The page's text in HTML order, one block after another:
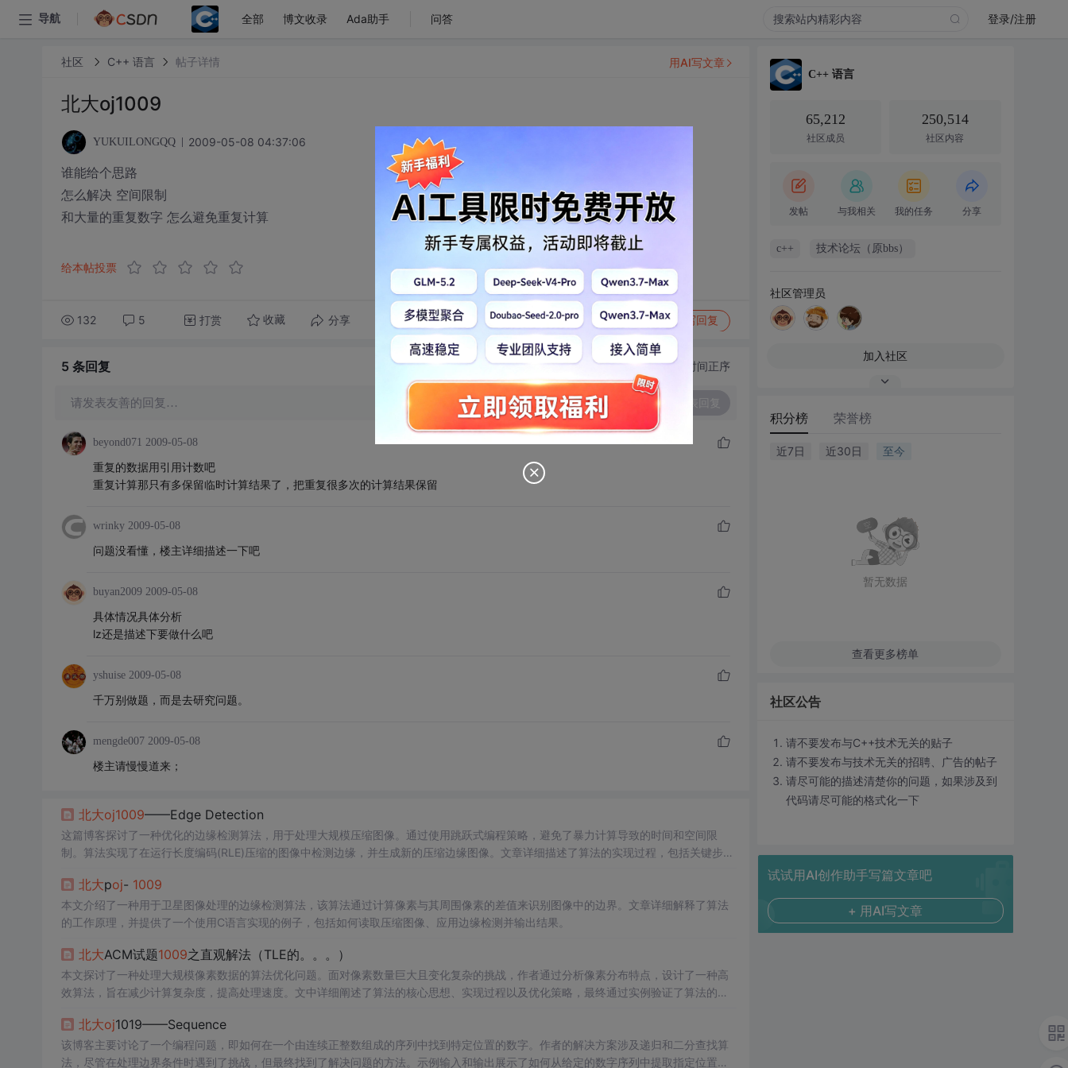
导航 全部 博文收录 Ada助手 问答 登录/注册
社区 C++ 语言 帖子详情
北大oj1009
YUKUILONGQQ 2009-05-08 04:37:06
谁能给个思路
怎么解决 空间限制
和大量的重复数字 怎么避免重复计算
给本帖投票
132 5 打赏 收藏 分享 转发到动态 举报 写回复
用AI写文章
5 条回复 切换为时间正序
请发表友善的回复…
beyond071 2009-05-08
重复的数据用引用计数吧
重复计算那只有多保留临时计算结果了，把重复很多次的计算结果保留
wrinky 2009-05-08
问题没看懂，楼主详细描述一下吧
buyan2009 2009-05-08
具体情况具体分析
lz还是描述下要做什么吧
yshuise 2009-05-08
千万别做题，而是去研究问题。
mengde007 2009-05-08
楼主请慢慢道来；
北大oj1009——Edge Detection
这篇博客探讨了一种优化的边缘检测算法，用于处理大规模压缩图像。通过使用跳跃式编程策略，避免了暴力计算导致的时间和空间限
制。算法实现了在运行长度编码(RLE)压缩的图像中检测边缘，并生成新的压缩边缘图像。文章详细描述了算法的实现过程，包括关键步骤
北大poj- 1009
本文介绍了一种用于卫星图像处理的边缘检测算法，该算法通过计算像素与其周围像素的差值来识别图像中的边界。文章详细解释了算法
的工作原理，并提供了一个使用C语言实现的例子，包括如何读取压缩图像、应用边缘检测并输出结果。
北大ACM试题1009之直观解法（TLE的。。。）
本文探讨了一种处理大规模像素数据的算法优化问题。面对像素数量巨大且变化复杂的挑战，作者通过分析像素分布特点，设计了一种高
效算法，旨在减少计算复杂度，提高处理速度。文中详细阐述了算法的核心思想、实现过程以及优化策略，最终通过实例验证了算法的有
北大oj1019——Sequence
该博客主要讨论了一个编程问题，即如何在一个由连续正整数组成的序列中找到特定位置的数字。作者的解决方案涉及递归和二分查找算
法，尽管在处理边界条件时遇到了挑战，但最终找到了解决问题的方法。示例输入和输出展示了如何从给定的数字序列中提取指定位置的
C++ 语言
65,212
社区成员
250,514
社区内容
发帖 与我相关 我的任务 分享
c++ 技术论坛（原bbs）
社区管理员
加入社区
积分榜 荣誉榜
近7日 近30日 至今
暂无数据
查看更多榜单
社区公告
请不要发布与C++技术无关的贴子
请不要发布与技术无关的招聘、广告的帖子
请尽可能的描述清楚你的问题，如果涉及到
代码请尽可能的格式化一下
试试用AI创作助手写篇文章吧
+ 用AI写文章